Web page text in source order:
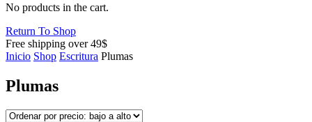
No products in the cart.
Return To Shop
Free shipping over 49$
Inicio Shop Escritura Plumas
Plumas